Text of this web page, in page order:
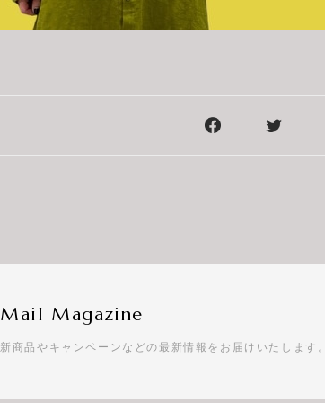
Mail Magazine
新商品やキャンペーンなどの最新情報をお届けいたします。